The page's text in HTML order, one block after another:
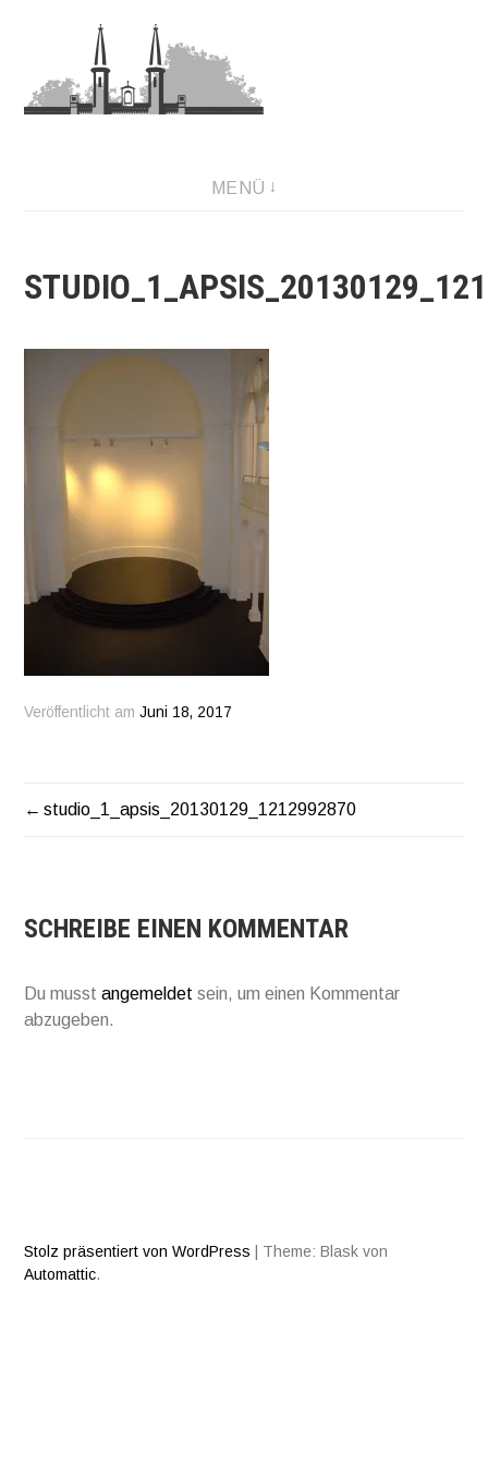
springen
MENÜ
Veröffentlicht amJuni 18, 2017
BEITRAGSNAVIGATION
studio_1_apsis_20130129_1212992870
SCHREIBE EINEN KOMMENTAR
Du musstangemeldet sein, um einen Kommentar
abzugeben.
Stolz präsentiert von WordPress
Theme: Blask von
Automattic.